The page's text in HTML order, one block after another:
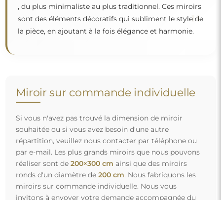
Livraison gratuite et transport sécurisé
occupons de faire en sorte que le miroir que vous avez
commandé arrive en toute sécurité entre vos mains, et ce,
complètement gratuitement. Nous disposons de notre
propre flotte de véhicules et de personnel formé, c’est
pourquoi nous pouvons vous garantir que le miroir arrivera
en parfait état, sans frais supplémentaires. Même si vous
commandez un miroir de grande taille, vous pouvez
compter sur une livraison rapide.